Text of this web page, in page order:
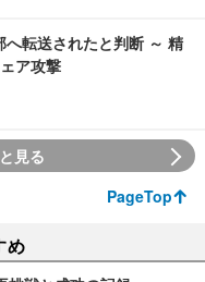
転送されたと判断 ～ 精
ア攻撃
見る
PageTop
め